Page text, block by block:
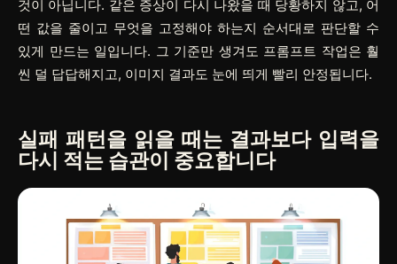
것이 아닙니다. 같은 증상이 다시 나왔을 때 당황하지 않고, 어
떤 값을 줄이고 무엇을 고정해야 하는지 순서대로 판단할 수
있게 만드는 일입니다. 그 기준만 생겨도 프롬프트 작업은 훨
씬 덜 답답해지고, 이미지 결과도 눈에 띄게 빨리 안정됩니다.
실패 패턴을 읽을 때는 결과보다 입력을
다시 적는 습관이 중요합니다